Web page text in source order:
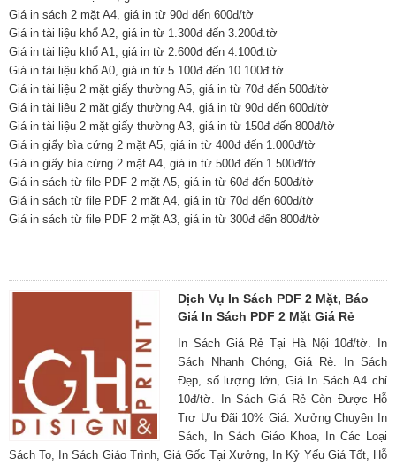
Giá in sách 2 mặt A4, giá in từ 90đ đến 600đ/tờ
Giá in tài liệu khổ A2, giá in từ 1.300đ đến 3.200đ.tờ
Giá in tài liệu khổ A1, giá in từ 2.600đ đến 4.100đ.tờ
Giá in tài liệu khổ A0, giá in từ 5.100đ đến 10.100đ.tờ
Giá in tài liệu 2 mặt giấy thường A5, giá in từ 70đ đến 500đ/tờ
Giá in tài liệu 2 mặt giấy thường A4, giá in từ 90đ đến 600đ/tờ
Giá in tài liệu 2 mặt giấy thường A3, giá in từ 150đ đến 800đ/tờ
Giá in giấy bìa cứng 2 mặt A5, giá in từ 400đ đến 1.000đ/tờ
Giá in giấy bìa cứng 2 mặt A4, giá in từ 500đ đến 1.500đ/tờ
Giá in sách từ file PDF 2 mặt A5, giá in từ 60đ đến 500đ/tờ
Giá in sách từ file PDF 2 mặt A4, giá in từ 70đ đến 600đ/tờ
Giá in sách từ file PDF 2 mặt A3, giá in từ 300đ đến 800đ/tờ
Dịch Vụ In Sách PDF 2 Mặt, Báo
Giá In Sách PDF 2 Mặt Giá Rẻ
In Sách Giá Rẻ Tại Hà Nội 10đ/tờ. In
Sách Nhanh Chóng, Giá Rẻ. In Sách
Đẹp, số lượng lớn, Giá In Sách A4 chỉ
10đ/tờ. In Sách Giá Rẻ Còn Được Hỗ
Trợ Ưu Đãi 10% Giá. Xưởng Chuyên In
Sách, In Sách Giáo Khoa, In Các Loại
Sách To, In Sách Giáo Trình, Giá Gốc Tại Xưởng, In Kỷ Yếu Giá Tốt, Hỗ